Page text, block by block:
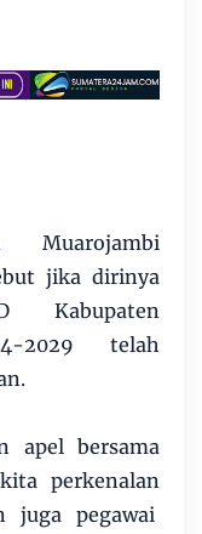
Muarojambi
jika dirinya
Kabupaten
2029 telah
apel bersama
perkenalan
juga pegawai